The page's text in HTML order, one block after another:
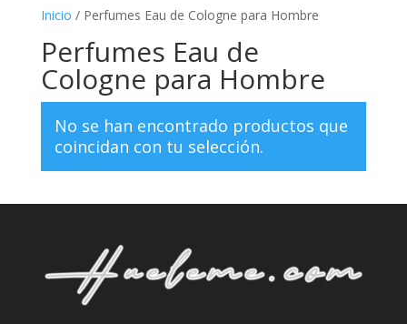
Inicio / Perfumes Eau de Cologne para Hombre
Perfumes Eau de
Cologne para Hombre
No se han encontrado productos que
coincidan con tu selección.